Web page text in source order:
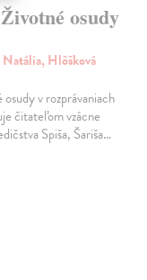
osudy
Hlôšková
v rozprávaniach
čitateľom vzácne
Spiša, Šariša…